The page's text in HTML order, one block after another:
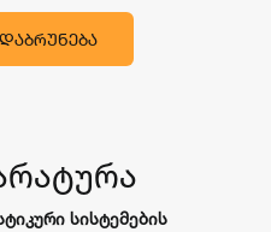
სისტემების